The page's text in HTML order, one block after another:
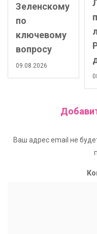
Зеленскому
по
ключевому
вопросу
09.08.2026
Ваш адрес email не